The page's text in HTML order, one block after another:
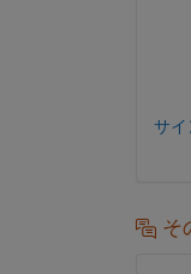
サイ
そ